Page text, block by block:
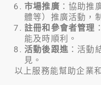
市場推廣 ：協助推
體等）推廣活動，
註冊和參會者管理
能及時順利。
活動後跟進 ：活動
見。
以上服務能幫助企業